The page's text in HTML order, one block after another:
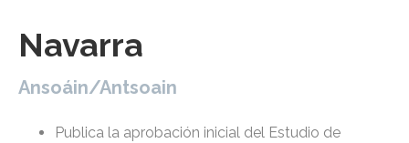
Navarra
Ansoáin/Antsoain
Publica la aprobación inicial del Estudio de